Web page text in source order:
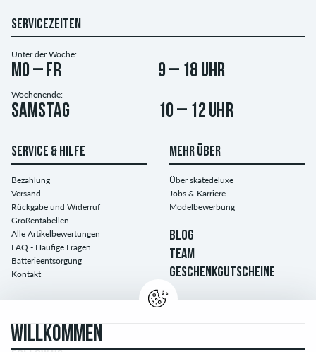
SERVICEZEITEN
Unter der Woche:
Mo – Fr 9 – 18 Uhr
Wochenende:
Samstag 10 – 12 Uhr
SERVICE & HILFE
Bezahlung
Versand
Rückgabe und Widerruf
Größentabellen
Alle Artikelbewertungen
FAQ - Häufige Fragen
Batterieentsorgung
Kontakt
MEHR ÜBER
Über skatedeluxe
Jobs & Karriere
Modelbewerbung
BLOG
TEAM
GESCHENKGUTSCHEINE
WILLKOMMEN